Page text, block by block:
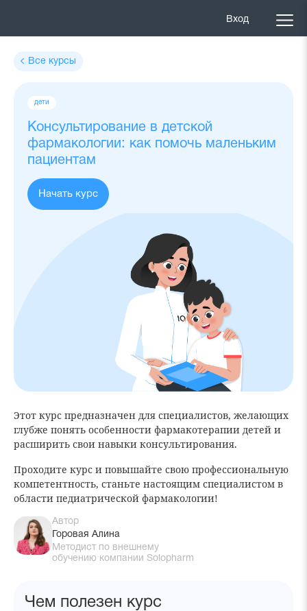
Вход
Все курсы
Консультирование в детской
фармакологии: как помочь маленьким
пациентам
Теги
дети
Начать курс
Этот курс предназначен для специалистов, желающих
глубже понять особенности фармакотерапии детей и
расширить свои навыки консультирования.
Проходите курс и повышайте свою профессиональную
компетентность, станьте настоящим специалистом в
области педиатрической фармакологии!
Автор
Горовая Алина
Методист по внешнему
обучению компании Solopharm
Чем полезен курс
После